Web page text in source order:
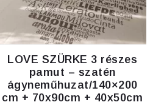
LOVE SZÜRKE 3 részes
pamut – szatén
ágyneműhuzat/140×200
cm + 70x90cm + 40x50cm